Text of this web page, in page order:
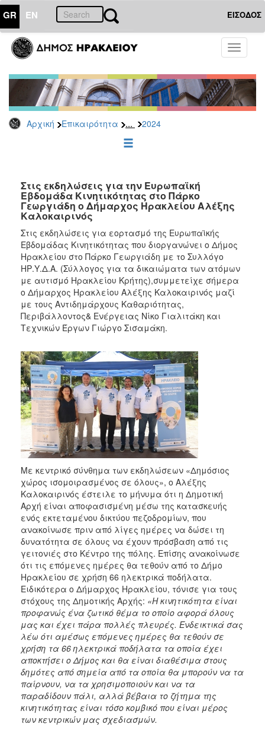
GR EN ΕΙΣΟΔΟΣ
Toggle
Αρχική Επικαιρότητα ... 2024
ΕΠΙΚΑΙΡΟΤΗΤΑ
Τύπου
Αρχείο
2026
2025
2022
2021
2020
2019
2018
2017
2016
2015
2013
2011
2010
2006
ΔΗΜΟΤΗΣ
ΕΠΙΣΚΕΠΤΗΣ
ΗΡΑΚΛΕΙΟ
Στις εκδηλώσεις για την Ευρωπαϊκή
Εβδομάδα Κινητικότητας στο Πάρκο
Γεωργιάδη ο Δήμαρχος Ηρακλείου Αλέξης
Καλοκαιρινός
Στις εκδηλώσεις για εορτασμό της Ευρωπαϊκής
Εβδομάδας Κινητικότητας που διοργανώνει ο Δήμος
Ηρακλείου στο Πάρκο Γεωργιάδη με το Συλλόγο
ΗΡ.Υ.Δ.Α. (Σύλλογος για τα δικαιώματα των ατόμων
με αυτισμό Ηρακλείου Κρήτης),συμμετείχε σήμερα
ο Δήμαρχος Ηρακλείου Αλέξης Καλοκαιρινός μαζί
με τους Αντιδημάρχους Καθαριότητας,
Περιβάλλοντος& Ενέργειας Νίκο Γιαλιτάκη και
Τεχνικών Έργων Γιώργο Σισαμάκη.
Με κεντρικό σύνθημα των εκδηλώσεων «Δημόσιος
χώρος ισομοιρασμένος σε όλους», ο Αλέξης
Καλοκαιρινός έστειλε το μήνυμα ότι η Δημοτική
Αρχή είναι αποφασισμένη μέσω της κατασκευής
ενός εκτεταμένου δικτύου πεζοδρομίων, που
ανακοίνωσε πριν από λίγες ημέρες να δώσει τη
δυνατότητα σε όλους να έχουν πρόσβαση από τις
γειτονιές στο Κέντρο της πόλης. Επίσης ανακοίνωσε
ότι τις επόμενες ημέρες θα τεθούν από το Δήμο
Ηρακλείου σε χρήση 66 ηλεκτρικά ποδήλατα.
Ειδικότερα ο Δήμαρχος Ηρακλείου, τόνισε για τους
στόχους της Δημοτικής Αρχής: «Η κινητικότητα είναι
προφανώς ένα ζωτικό θέμα το οποίο αφορά όλους
μας και έχει πάρα πολλές πλευρές. Ενδεικτικά σας
λέω ότι αμέσως επόμενες ημέρες θα τεθούν σε
χρήση τα 66 ηλεκτρικά ποδήλατα τα οποία έχει
αποκτήσει ο Δήμος και θα είναι διαθέσιμα στους
δημότες από σημεία από τα οποία θα μπορούν να τα
παίρνουν, να τα χρησιμοποιούν και να τα
παραδίδουν πάλι, αλλά βέβαια το ζήτημα της
κινητικότητας είναι τόσο κομβικό που είναι μέρος
των κεντρικών μας σχεδιασμών.